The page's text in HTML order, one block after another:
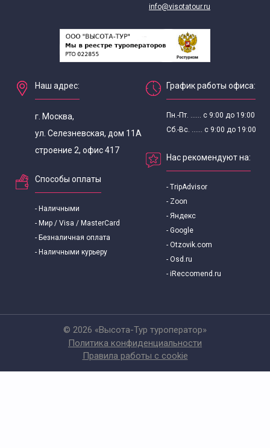
info@visotatour.ru
Наш адрес:
г. Москва,
ул. Селезневская, дом 11А
строение 2, офис 417
Способы оплаты
- Наличными
- Мир / Visa / MasterCard
- Безналичная оплата
- Наличными курьеру
График работы офиса:
Пн.-Пт. ...... с 9:00 до 19:00
Сб.-Вс. ...... с 9:00 до 19:00
Нас рекомендуют на:
- TripAdvisor
- Zoon
- Яндекс
- Google
- Otzovik.com
- Osd.ru
- iReccomend.ru
© 2026 «Высота-Тур туроператор»
Политика конфиденциальности
Правила работы с cookie